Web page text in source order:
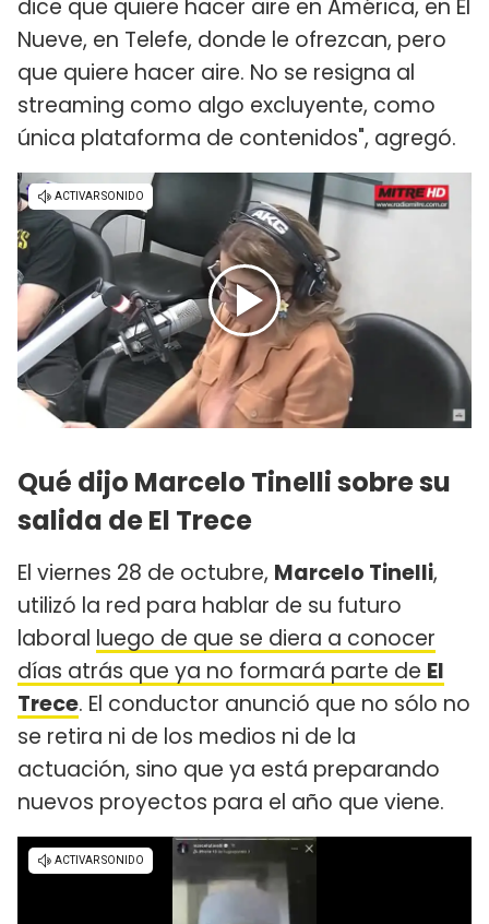
dice que quiere hacer aire en América, en El
Nueve, en Telefe, donde le ofrezcan, pero
que quiere hacer aire. No se resigna al
streaming como algo excluyente, como
única plataforma de contenidos", agregó.
Qué dijo Marcelo Tinelli sobre su
salida de El Trece
El viernes 28 de octubre, Marcelo Tinelli,
utilizó la red para hablar de su futuro
laboral luego de que se diera a conocer
días atrás que ya no formará parte de El
Trece. El conductor anunció que no sólo no
se retira ni de los medios ni de la
actuación, sino que ya está preparando
nuevos proyectos para el año que viene.